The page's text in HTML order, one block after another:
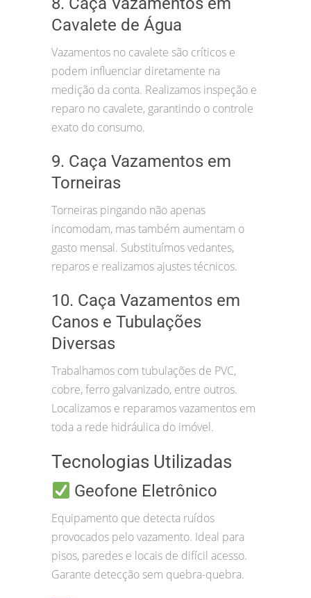
Cavalete de Água
Vazamentos no cavalete são críticos e
podem influenciar diretamente na
medição da conta. Realizamos inspeção e
reparo no cavalete, garantindo o controle
exato do consumo.
9. Caça Vazamentos em
Torneiras
Torneiras pingando não apenas
incomodam, mas também aumentam o
gasto mensal. Substituímos vedantes,
reparos e realizamos ajustes técnicos.
10. Caça Vazamentos em
Canos e Tubulações
Diversas
Trabalhamos com tubulações de PVC,
cobre, ferro galvanizado, entre outros.
Localizamos e reparamos vazamentos em
toda a rede hidráulica do imóvel.
Tecnologias Utilizadas
Geofone Eletrônico
Equipamento que detecta ruídos
provocados pelo vazamento. Ideal para
pisos, paredes e locais de difícil acesso.
Garante detecção sem quebra-quebra.